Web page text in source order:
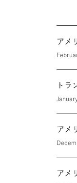
アメ
トラ
アメ
アメ